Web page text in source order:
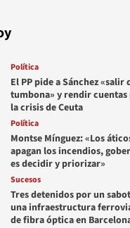
Política
El PP pide a Sánchez «salir
tumbona» y rendir
la crisis de Ceuta
Política
Montse Mínguez: «Los
apagan los incendios,
es decidir y priorizar»
Sucesos
Tres detenidos por un
una infraestructura
de fibra óptica en